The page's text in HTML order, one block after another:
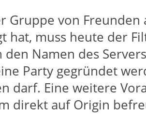
von Freunden
hat, muss heute der
Namen des
Party gegründet
darf. Eine weitere
direkt auf Origin